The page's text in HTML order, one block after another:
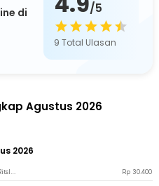
di
/5
9 Total Ulasan
Agustus 2026
2026
Rp 30.400